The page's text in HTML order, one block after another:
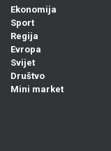
Ekonomija
Sport
Regija
Evropa
Svijet
Društvo
Mini market